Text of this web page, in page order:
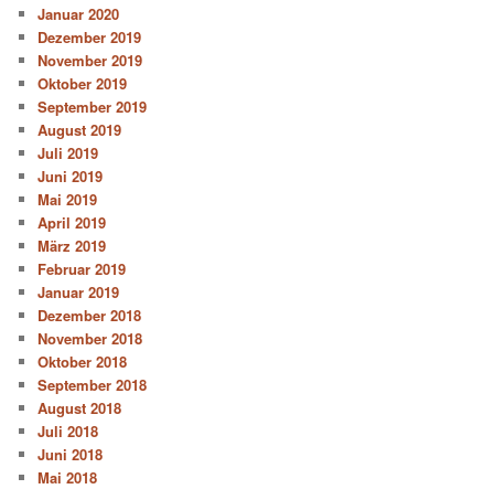
Januar 2020
Dezember 2019
November 2019
Oktober 2019
September 2019
August 2019
Juli 2019
Juni 2019
Mai 2019
April 2019
März 2019
Februar 2019
Januar 2019
Dezember 2018
November 2018
Oktober 2018
September 2018
August 2018
Juli 2018
Juni 2018
Mai 2018